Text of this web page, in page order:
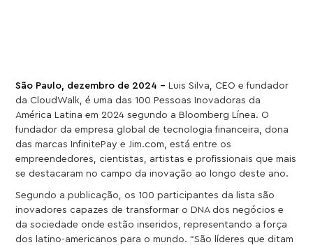
São Paulo, dezembro de 2024 – Luis Silva, CEO e fundador
da CloudWalk, é uma das 100 Pessoas Inovadoras da
América Latina em 2024 segundo a Bloomberg Línea. O
fundador da empresa global de tecnologia financeira, dona
das marcas InfinitePay e Jim.com, está entre os
empreendedores, cientistas, artistas e profissionais que mais
se destacaram no campo da inovação ao longo deste ano.
Segundo a publicação, os 100 participantes da lista são
inovadores capazes de transformar o DNA dos negócios e
da sociedade onde estão inseridos, representando a força
dos latino-americanos para o mundo. “São líderes que ditam